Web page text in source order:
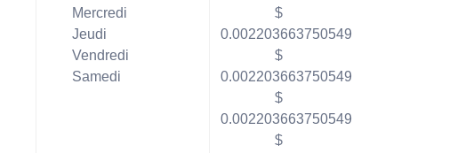
Mercredi
Jeudi
Vendredi
Samedi
$
0.002203663750549
$
0.002203663750549
$
0.002203663750549
$